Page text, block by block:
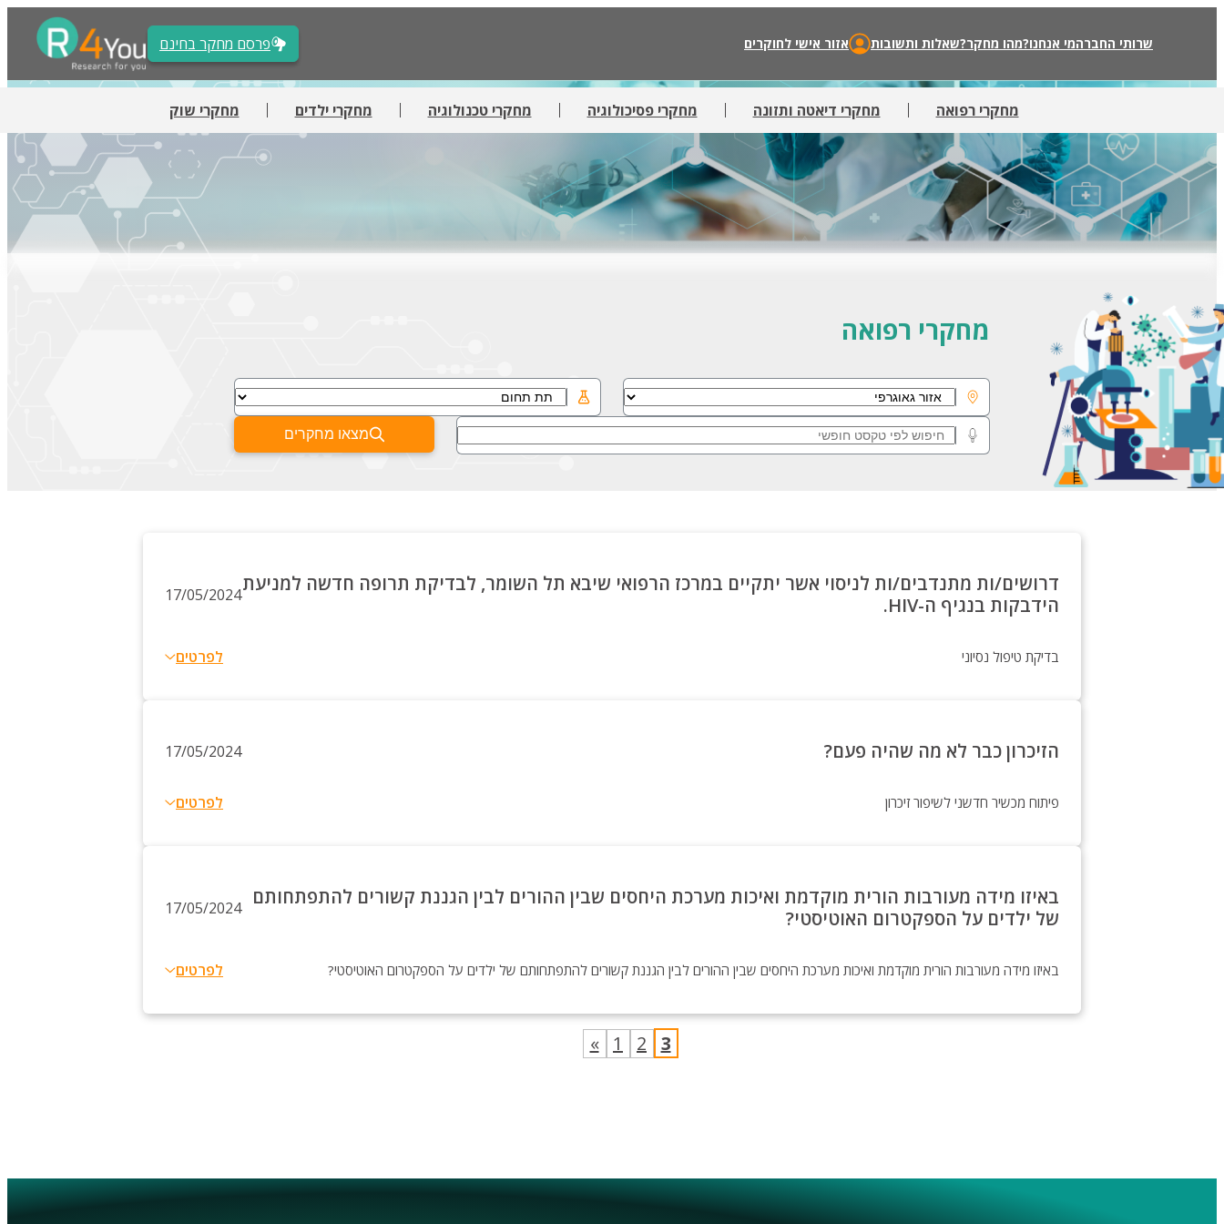
שרותי החברהמי אנחנו?מהו מחקר?שאלות ותשובות אזור אישי לחוקרים
מחקרי רפואה מחקרי דיאטה ותזונה מחקרי פסיכולוגיה מחקרי טכנולוגיה מחקרי ילדים מחקרי שוק
פרסם מחקר בחינם
מחקרי רפואה
מצאו מחקרים
דרושים/ות מתנדבים/ות לניסוי אשר יתקיים במרכז הרפואי שיבא תל השומר, לבדיקת תרופה חדשה למניעת
הידבקות בנגיף ה-HIV.
17/05/2024
בדיקת טיפול נסיוני לפרטים
הזיכרון כבר לא מה שהיה פעם? 17/05/2024
פיתוח מכשיר חדשני לשיפור זיכרון לפרטים
באיזו מידה מעורבות הורית מוקדמת ואיכות מערכת היחסים שבין ההורים לבין הגננת קשורים להתפתחותם
של ילדים על הספקטרום האוטיסטי?
17/05/2024
באיזו מידה מעורבות הורית מוקדמת ואיכות מערכת היחסים שבין ההורים לבין הגננת קשורים להתפתחותם של ילדים על הספקטרום האוטיסטי? לפרטים
« 1 2 3